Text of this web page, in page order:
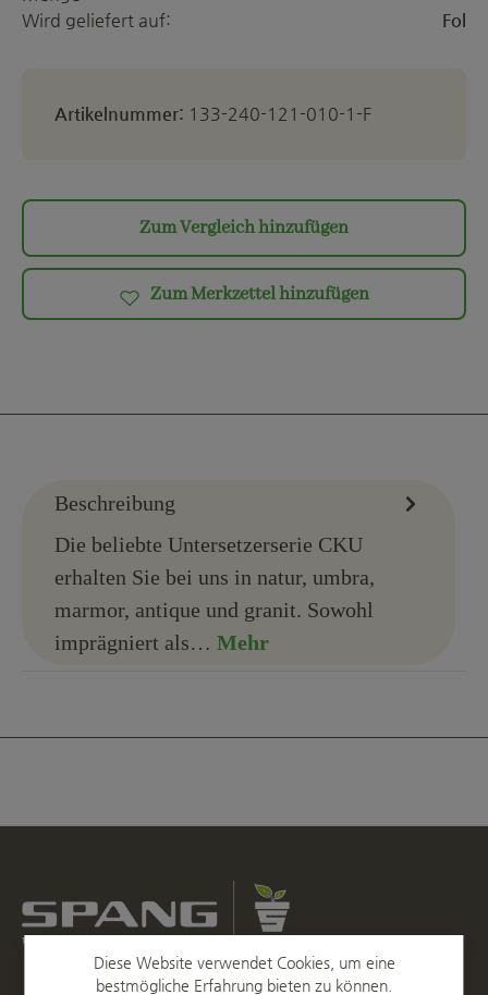
Wird geliefert auf:
Fol
Artikelnummer: 133-240-121-010-1-F
Zum Vergleich hinzufügen
Zum Merkzettel hinzufügen
Beschreibung
Die beliebte Untersetzerserie CKU
erhalten Sie bei uns in natur, umbra,
marmor, antique und granit. Sowohl
imprägniert als… Mehr
Diese Website verwendet Cookies, um eine
bestmögliche Erfahrung bieten zu können.